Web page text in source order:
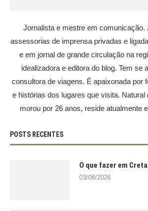
Jornalista e mestre em comunicação.
assessorias de imprensa privadas e
e em jornal de grande circulação na
idealizadora e editora do blog. Tem se
consultora de viagens. É apaixonada por
e histórias dos lugares que visita. Natural
morou por 26 anos, reside atualmente
POSTS RECENTES
O que fazer em
03/08/2026